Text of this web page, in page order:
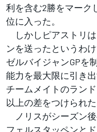
利を含む2勝をマーク
位に入った。
しかしピアストリ
ンを送ったというわ
ゼルバイジャンGPを
能力を最大限に引き
チームメイトのラン
以上の差をつけられた
ノリスがシーズン後
フェルスタッペンと